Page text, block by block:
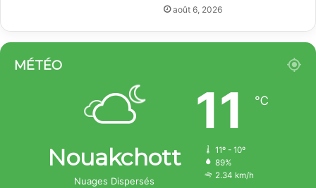
août 6, 2026
MÉTÉO
Nouakchott
Nuages Dispersés
11 ℃
11º - 10º
89%
2.34 km/h